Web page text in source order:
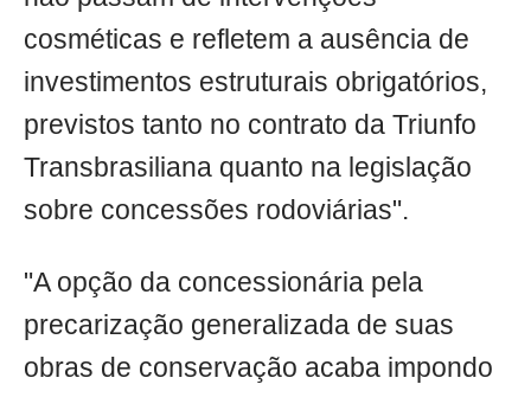
cosméticas e refletem a ausência de
investimentos estruturais obrigatórios,
previstos tanto no contrato da Triunfo
Transbrasiliana quanto na legislação
sobre concessões rodoviárias".
"A opção da concessionária pela
precarização generalizada de suas
obras de conservação acaba impondo